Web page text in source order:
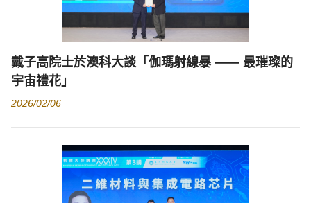
戴子高院士於澳科大談「伽瑪射線暴 —— 最璀璨的
宇宙禮花」
2026/02/06